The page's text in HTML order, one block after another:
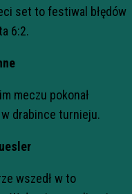
set to festiwal błędów
6:2.
meczu pokonał
w drabince turnieju.
wszedł w to